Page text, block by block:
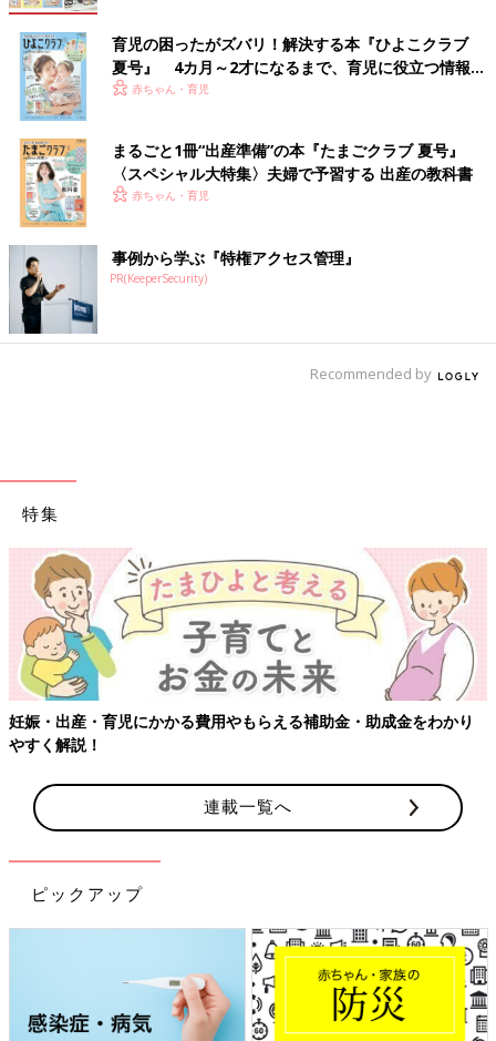
育児の困ったがズバリ！解決する本『ひよこクラブ
夏号』 4カ月～2才になるまで、育児に役立つ情報が
いっぱい！
赤ちゃん・育児
まるごと1冊“出産準備”の本『たまごクラブ 夏号』
〈スペシャル大特集〉夫婦で予習する 出産の教科書
赤ちゃん・育児
事例から学ぶ『特権アクセス管理』
PR(KeeperSecurity)
Recommended by
特集
妊娠・出産・育児にかかる費用やもらえる補助金・助成金をわかり
やすく解説！
連載一覧へ
ピックアップ